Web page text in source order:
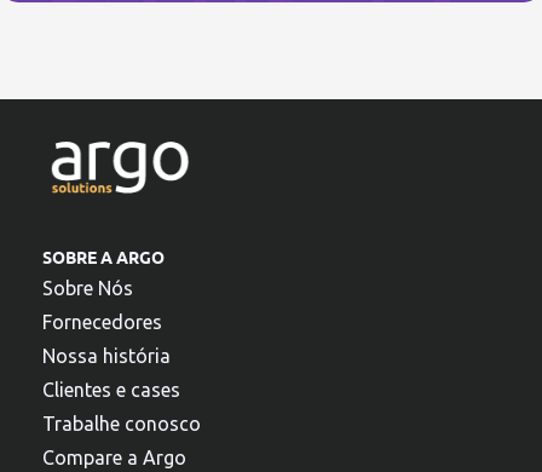
SOBRE A ARGO
Sobre Nós
Fornecedores
Nossa história
Clientes e cases
Trabalhe conosco
Compare a Argo